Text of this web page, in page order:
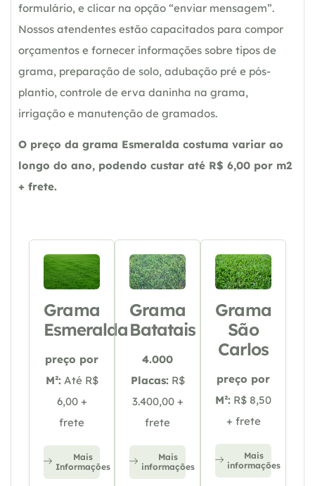
formulário, e clicar na opção “enviar mensagem”.
Nossos atendentes estão capacitados para compor
orçamentos e fornecer informações sobre tipos de
grama, preparação de solo, adubação pré e pós-
plantio, controle de erva daninha na grama,
irrigação e manutenção de gramados.
O preço da grama Esmeralda costuma variar ao
longo do ano, podendo custar até R$ 6,00 por m2
+ frete.
Grama
Esmeralda
preço por
M²: Até R$
6,00 +
frete
Mais
Informações
Grama
Batatais
4.000
Placas: R$
3.400,00 +
frete
Mais
informações
Grama
São
Carlos
preço por
M²: R$ 8,50
+ frete
Mais
informações